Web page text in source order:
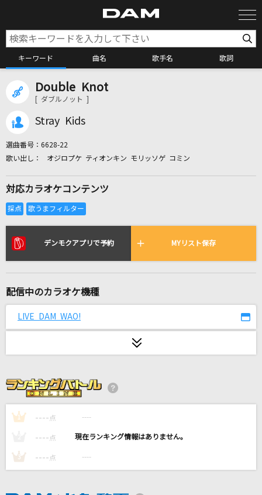
キーワード 曲名 歌手名 歌詞
カラオケ検索
リアルタイムで歌われている曲の一覧
Flower Cloud
[生音]アイラブユー
[生音]I LOVE YOU
尾崎豊
ロードオブメジャー
Double Knot
[ ダブルノット ]
Stray Kids
選曲番号： 6628-22
オジロプケ ティオンキン モリッソゲ コミン
対応カラオケコンテンツ
デンモクアプリで予約 MYリスト保存
配信中のカラオケ機種
LIVE DAM WAO!
1 ---- 点 ----
---- 点 ----
3 ---- 点 ----